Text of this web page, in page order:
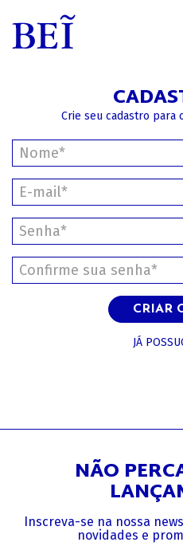
Crie seu cadastro para
CRIAR
JÁ
NÃO
Inscreva-se na nossa
novidades e